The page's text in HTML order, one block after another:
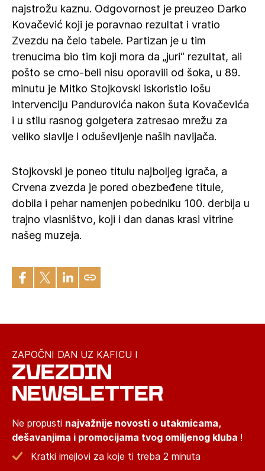
najstrožu kaznu. Odgovornost je preuzeo Darko
Kovačević koji je poravnao rezultat i vratio
Zvezdu na čelo tabele. Partizan je u tim
trenucima bio tim koji mora da „juri“ rezultat, ali
pošto se crno-beli nisu oporavili od šoka, u 89.
minutu je Mitko Stojkovski iskoristio lošu
intervenciju Pandurovića nakon šuta Kovačevića
i u stilu rasnog golgetera zatresao mrežu za
veliko slavlje i oduševljenje naših navijača.
Stojkovski je poneo titulu najboljeg igrača, a
Crvena zvezda je pored obezbeđene titule,
dobila i pehar namenjen pobedniku 100. derbija u
trajno vlasništvo, koji i dan danas krasi vitrine
našeg muzeja.
ZAPOČNI DAN UZ KAFICU I
ZVEZDIN
NEWSLETTER
Ne propusti najvažnije novosti o utakmicama,
dešavanjima i promocijama tvog omiljenog kluba !
Kratki imejlovi za koje ti treba 2 minuta